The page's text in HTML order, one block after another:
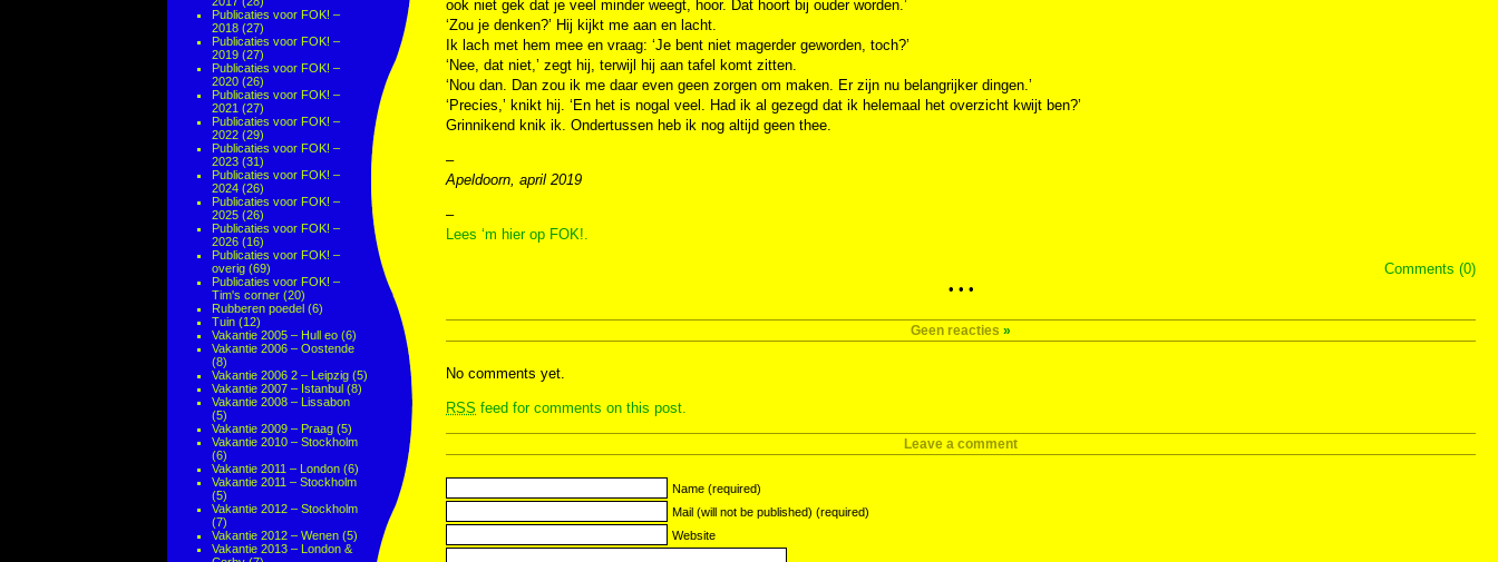
Publicaties voor FOK! –
2018 (27)
Publicaties voor FOK! –
2019 (27)
Publicaties voor FOK! –
2020 (26)
Publicaties voor FOK! –
2021 (27)
Publicaties voor FOK! –
2022 (29)
Publicaties voor FOK! –
2023 (31)
Publicaties voor FOK! –
2024 (26)
Publicaties voor FOK! –
2025 (26)
Publicaties voor FOK! –
2026 (16)
Publicaties voor FOK! –
overig (69)
Publicaties voor FOK! –
Tim's corner (20)
Rubberen poedel (6)
Tuin (12)
Vakantie 2005 – Hull eo (6)
Vakantie 2006 – Oostende
(8)
Vakantie 2006 2 – Leipzig (5)
Vakantie 2007 – Istanbul (8)
Vakantie 2008 – Lissabon
(5)
Vakantie 2009 – Praag (5)
Vakantie 2010 – Stockholm
(6)
Vakantie 2011 – London (6)
Vakantie 2011 – Stockholm
(5)
Vakantie 2012 – Stockholm
(7)
Vakantie 2012 – Wenen (5)
Vakantie 2013 – London &
ook niet gek dat je veel minder weegt, hoor. Dat hoort bij ouder worden.’
‘Zou je denken?’ Hij kijkt me aan en lacht.
Ik lach met hem mee en vraag: ‘Je bent niet magerder geworden, toch?’
‘Nee, dat niet,’ zegt hij, terwijl hij aan tafel komt zitten.
‘Nou dan. Dan zou ik me daar even geen zorgen om maken. Er zijn nu belangrijker dingen.’
‘Precies,’ knikt hij. ‘En het is nogal veel. Had ik al gezegd dat ik helemaal het overzicht kwijt ben?’
Grinnikend knik ik. Ondertussen heb ik nog altijd geen thee.
–
Apeldoorn, april 2019
–
Lees ‘m hier op FOK!.
Comments (0)
• • •
Geen reacties »
No comments yet.
RSS feed for comments on this post.
Leave a comment
Name (required)
Mail (will not be published) (required)
Website